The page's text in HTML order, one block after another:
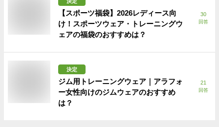
【スポーツ福袋】2026レディース向
け！スポーツウェア・トレーニングウ
ェアの福袋のおすすめは？
30
回答
決定
ジム用トレーニングウェア｜アラフォ
ー女性向けのジムウェアのおすすめ
は？
21
回答